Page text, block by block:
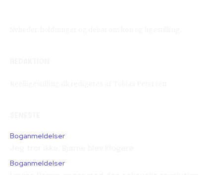
Boganmeldelser
Boganmeldelser